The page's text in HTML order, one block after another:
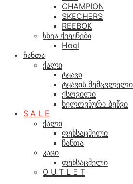
CHAMPION
SKECHERS
REEBOK
სხვა ქვეყნები
Hogl
ჩანთა
ქალი
ტყავი
ტყავის შემცვლელი
ქსოვილი
ხელოვნური ბეწვი
S A L E
ქალი
ფეხსაცმელი
ჩანთა
კაცი
ფეხსაცმელი
O U T L E T